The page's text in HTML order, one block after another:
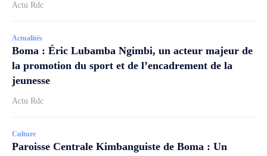
Actu Rdc
Actualités
Boma : Éric Lubamba Ngimbi, un acteur majeur de
la promotion du sport et de l’encadrement de la
jeunesse
Actu Rdc
Culture
Paroisse Centrale Kimbanguiste de Boma : Un